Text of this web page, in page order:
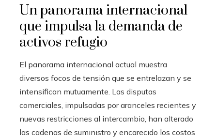
Un panorama internacional
que impulsa la demanda de
activos refugio
El panorama internacional actual muestra
diversos focos de tensión que se entrelazan y se
intensifican mutuamente. Las disputas
comerciales, impulsadas por aranceles recientes y
nuevas restricciones al intercambio, han alterado
las cadenas de suministro y encarecido los costos